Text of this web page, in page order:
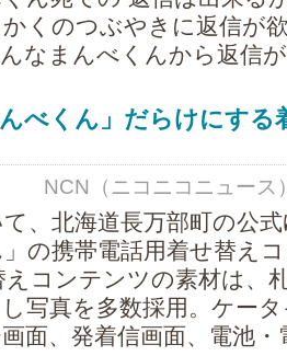
くのつぶやきに返信が
なまんべくんから返信
べくん」だらけにする
NCN（ニコニコニュー
、北海道長万部町の公
の携帯電話用着せ替え
コンテンツの素材は、
写真を多数採用。ケー
面、発着信画面、電池